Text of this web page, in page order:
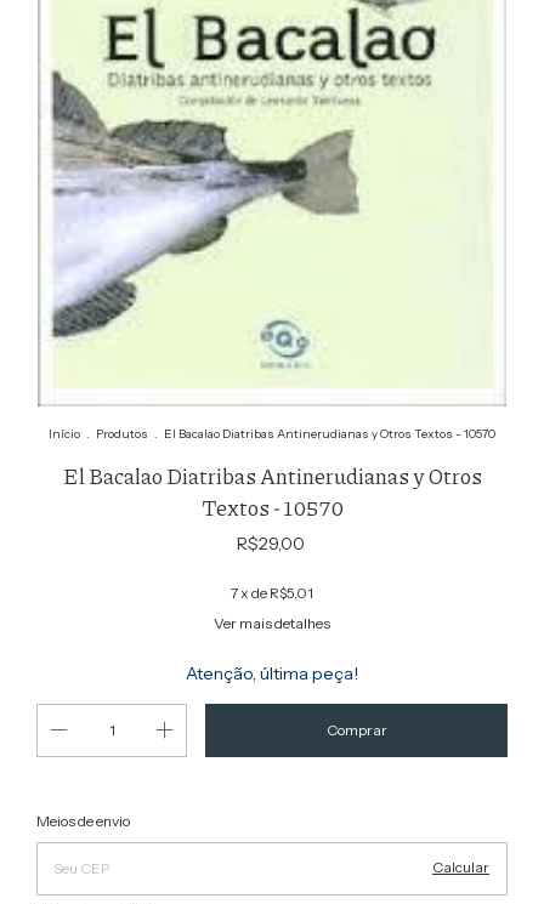
Início . Produtos . El Bacalao Diatribas Antinerudianas y Otros Textos - 10570
El Bacalao Diatribas Antinerudianas y Otros
Textos - 10570
R$29,00
7x de R$5,01
Ver mais detalhes
Atenção, última peça!
Entregas para o CEP:
Meios de envio
Calcular